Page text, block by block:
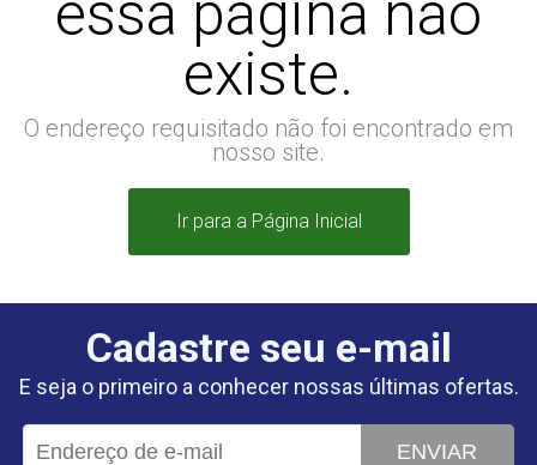
essa página não
existe.
O endereço requisitado não foi encontrado em
nosso site.
Ir para a Página Inicial
Cadastre seu e-mail
E seja o primeiro a conhecer nossas últimas ofertas.
ENVIAR